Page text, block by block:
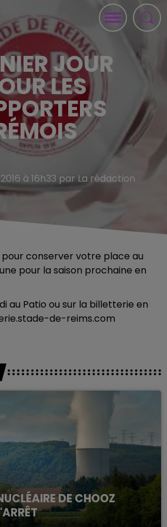
JOUR
LES
à 16h33 par La rédaction
pour conserver votre place au
pour la saison prochaine en
au Patio ou sur la billetterie en
de-reims.com
DE CHOOZ